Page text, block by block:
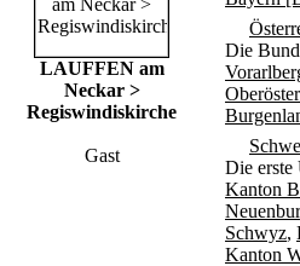
LAUFFEN am
Neckar >
Regiswindiskirche
Gast
Die
Die erste
Kanton
Schwyz,
Kanton